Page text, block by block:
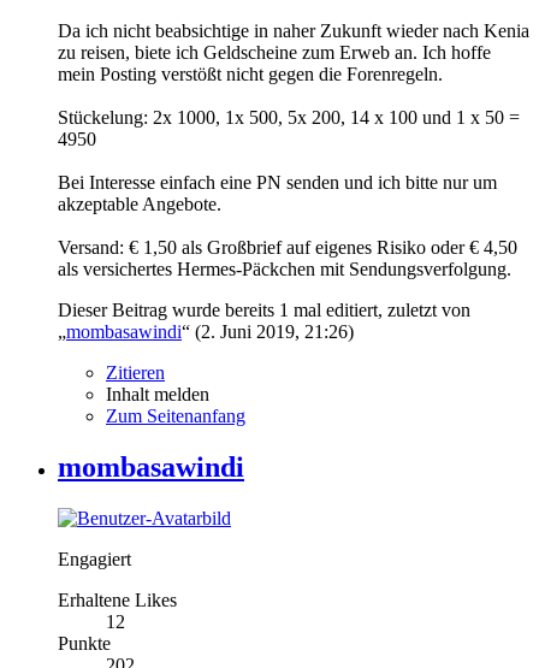
Da ich nicht beabsichtige in naher Zukunft wieder nach Kenia
zu reisen, biete ich Geldscheine zum Erweb an. Ich hoffe
mein Posting verstößt nicht gegen die Forenregeln.
Stückelung: 2x 1000, 1x 500, 5x 200, 14 x 100 und 1 x 50 =
4950
Bei Interesse einfach eine PN senden und ich bitte nur um
akzeptable Angebote.
Versand: € 1,50 als Großbrief auf eigenes Risiko oder € 4,50
als versichertes Hermes-Päckchen mit Sendungsverfolgung.
Dieser Beitrag wurde bereits 1 mal editiert, zuletzt von
„mombasawindi“ (2. Juni 2019, 21:26)
Zitieren
Inhalt melden
Zum Seitenanfang
mombasawindi
Engagiert
Erhaltene Likes
12
Punkte